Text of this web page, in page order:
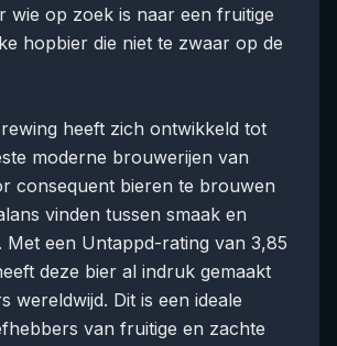
wie op zoek is naar een fruitige
hopbier die niet te zwaar op de
heeft zich ontwikkeld tot
moderne brouwerijen van
consequent bieren te brouwen
vinden tussen smaak en
Met een Untappd-rating van 3,85
deze bier al indruk gemaakt
wereldwijd. Dit is een ideale
van fruitige en zachte